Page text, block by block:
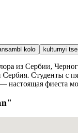
kolo kulturnyi
из Сербии,
Сербия. Студенты с
фиеста